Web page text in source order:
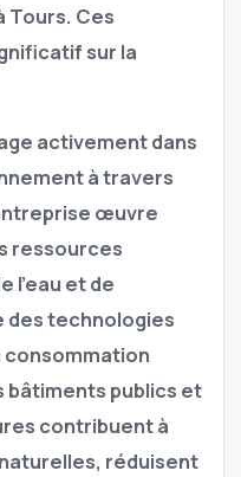
Tours. Ces
sur la
activement dans
à travers
œuvre
ressources
l’eau et de
des technologies
consommation
bâtiments publics et
contribuent à
réduisent